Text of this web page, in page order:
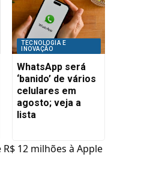
TECNOLOGIA E
INOVAÇÃO
WhatsApp será
‘banido’ de vários
celulares em
agosto; veja a
lista
12 milhões à Apple